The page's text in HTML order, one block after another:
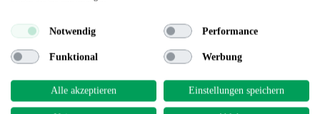
Notwendig Performance
Funktional Werbung
Alle akzeptieren Einstellungen speichern